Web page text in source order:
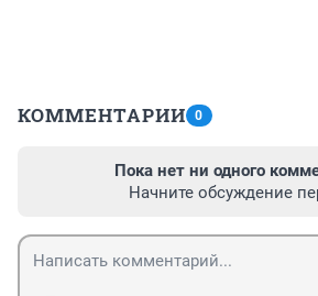
КОММЕНТАРИИ 0
Пока нет ни одного
Начните обсуждение